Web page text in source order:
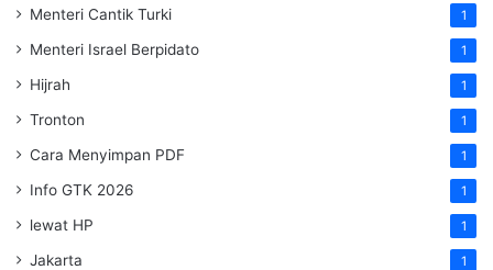
Menteri Cantik Turki 1
Menteri Israel Berpidato 1
Hijrah 1
Tronton 1
Cara Menyimpan PDF 1
Info GTK 2026 1
lewat HP 1
Jakarta 1